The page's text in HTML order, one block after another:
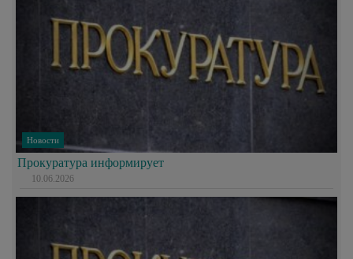
Новости
Прокуратура информирует
10.06.2026